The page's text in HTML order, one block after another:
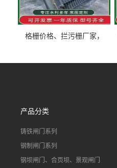
格栅价格、拦污栅厂家，
产品分类
铸铁闸门系列
钢制闸门系列
钢坝闸门、合页坝、景观闸门